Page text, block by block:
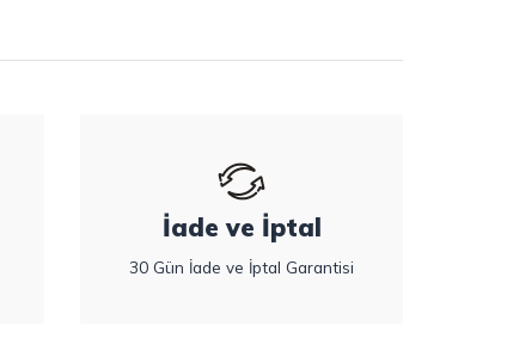
İade ve İptal
30 Gün İade ve İptal Garantisi